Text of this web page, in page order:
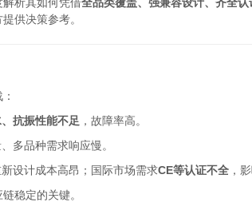
供决策参考。
、抗振性能不足 ，故障率高。
多品种需求响应慢。
新设计成本高昂；国际市场需求CE等认证不全 ，
稳定的关键。